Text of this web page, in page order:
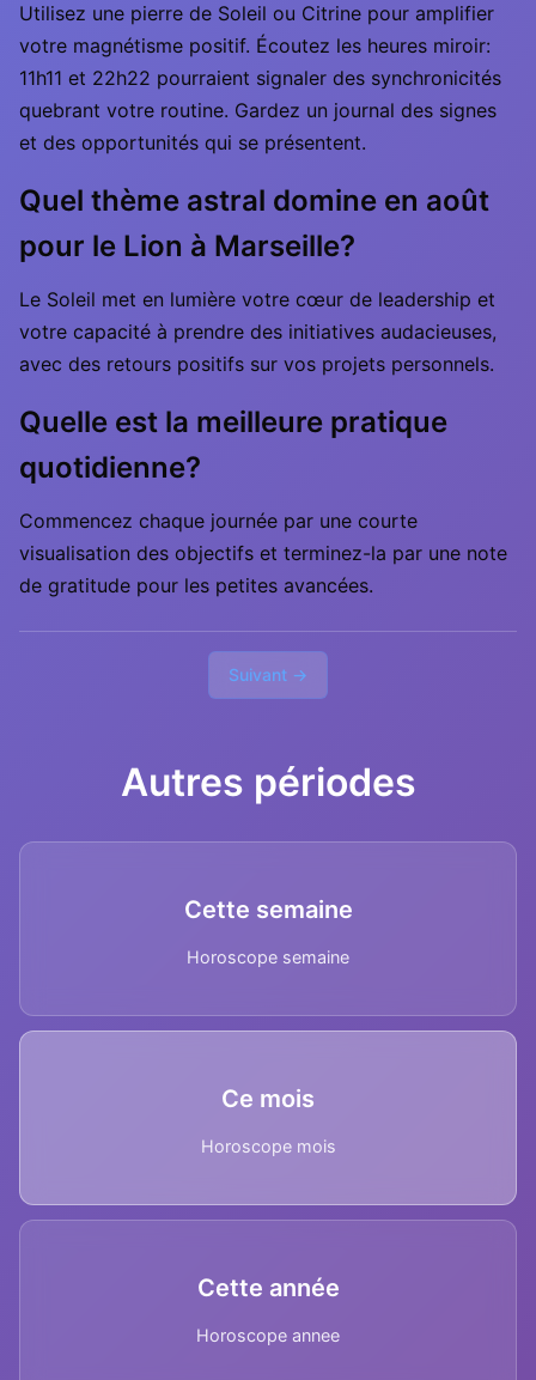
Utilisez une pierre de Soleil ou Citrine pour amplifier
votre magnétisme positif. Écoutez les heures miroir:
11h11 et 22h22 pourraient signaler des synchronicités
quebrant votre routine. Gardez un journal des signes
et des opportunités qui se présentent.
Quel thème astral domine en août
pour le Lion à Marseille?
Le Soleil met en lumière votre cœur de leadership et
votre capacité à prendre des initiatives audacieuses,
avec des retours positifs sur vos projets personnels.
Quelle est la meilleure pratique
quotidienne?
Commencez chaque journée par une courte
visualisation des objectifs et terminez-la par une note
de gratitude pour les petites avancées.
Suivant →
Autres périodes
Cette semaine
Horoscope semaine
Ce mois
Horoscope mois
Cette année
Horoscope annee